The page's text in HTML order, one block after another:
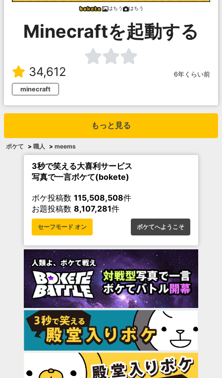
はちう はちう
Minecraftを起動する
34,612
6年くらい前
minecraft
もっと見る
ボケて > 職人 > meems
3秒で笑える大喜利サービス
写真で一言ボケて(bokete)
ボケ投稿数 115,508,508件
お題投稿数 8,107,281件
セーフモード オン ボケてへようこそ